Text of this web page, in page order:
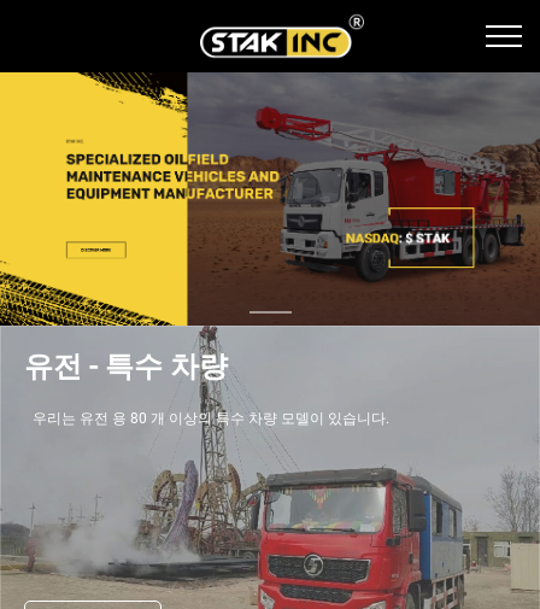
유전 - 특수 차량
우리는 유전 용 80 개 이상의 특수 차량 모델이 있습니다.